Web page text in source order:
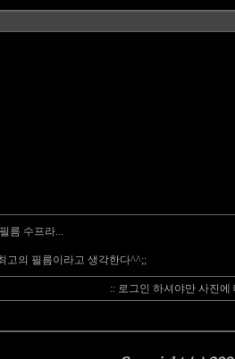
름 수프라...
고의 필름이라고 생각한다^^;;
:: 로그인 하셔야만 사진